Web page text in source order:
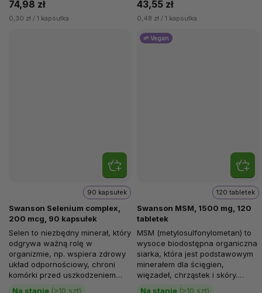
74,98 zł
0,30 zł / 1 kapsułka
43,55 zł
0,48 zł / 1 kapsułka
Swanson Selenium complex,
200 mcg, 90 kapsułek
Na stanie (>10 szt)
90 kapsułek
Selen to niezbędny minerał, który
odgrywa ważną rolę w
organizmie, np. wspiera zdrowy
układ odpornościowy, chroni
komórki przed uszkodzeniem
🌱 Vegan
Swanson MSM, 1500 mg, 120
tabletek
Na stanie (>10 szt)
120 tabletek
MSM (metylosulfonylometan) to
wysoce biodostępna organiczna
siarka, która jest podstawowym
minerałem dla ścięgien,
więzadeł, chrząstek i skóry.
Najpopularniejszym...